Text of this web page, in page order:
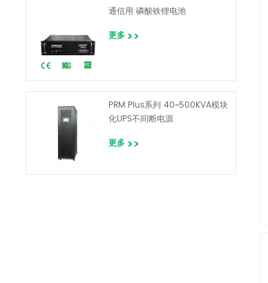
通信用 磷酸铁锂电池
更多
PRM Plus系列 40~500KVA模块
化UPS不间断电源
更多